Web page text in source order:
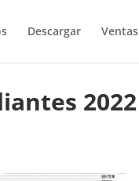
Descargar Ventas
2022